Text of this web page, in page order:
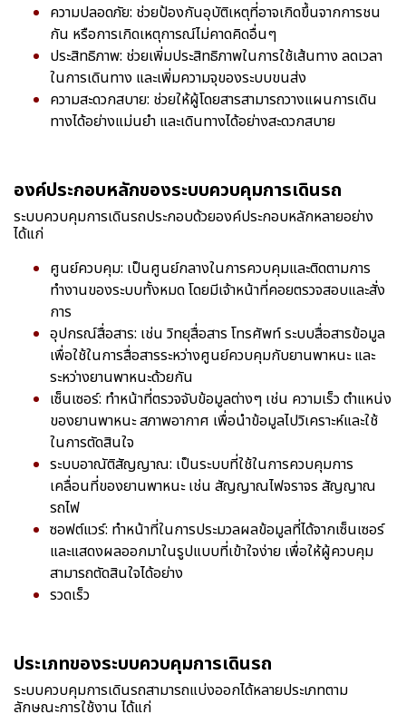
ความปลอดภัย: ช่วยป้องกันอุบัติเหตุที่อาจเกิดขึ้นจากการชน
กัน หรือการเกิดเหตุการณ์ไม่คาดคิดอื่นๆ
ประสิทธิภาพ: ช่วยเพิ่มประสิทธิภาพในการใช้เส้นทาง ลดเวลา
ในการเดินทาง และเพิ่มความจุของระบบขนส่ง
ความสะดวกสบาย: ช่วยให้ผู้โดยสารสามารถวางแผนการเดิน
ทางได้อย่างแม่นยำ และเดินทางได้อย่างสะดวกสบาย
องค์ประกอบหลักของระบบควบคุมการเดินรถ
ระบบควบคุมการเดินรถประกอบด้วยองค์ประกอบหลักหลายอย่าง
ได้แก่
ศูนย์ควบคุม: เป็นศูนย์กลางในการควบคุมและติดตามการ
ทำงานของระบบทั้งหมด โดยมีเจ้าหน้าที่คอยตรวจสอบและสั่ง
การ
อุปกรณ์สื่อสาร: เช่น วิทยุสื่อสาร โทรศัพท์ ระบบสื่อสารข้อมูล
เพื่อใช้ในการสื่อสารระหว่างศูนย์ควบคุมกับยานพาหนะ และ
ระหว่างยานพาหนะด้วยกัน
เซ็นเซอร์: ทำหน้าที่ตรวจจับข้อมูลต่างๆ เช่น ความเร็ว ตำแหน่ง
ของยานพาหนะ สภาพอากาศ เพื่อนำข้อมูลไปวิเคราะห์และใช้
ในการตัดสินใจ
ระบบอาณัติสัญญาณ: เป็นระบบที่ใช้ในการควบคุมการ
เคลื่อนที่ของยานพาหนะ เช่น สัญญาณไฟจราจร สัญญาณ
รถไฟ
ซอฟต์แวร์: ทำหน้าที่ในการประมวลผลข้อมูลที่ได้จากเซ็นเซอร์
และแสดงผลออกมาในรูปแบบที่เข้าใจง่าย เพื่อให้ผู้ควบคุม
สามารถตัดสินใจได้อย่าง
รวดเร็ว
ประเภทของระบบควบคุมการเดินรถ
ระบบควบคุมการเดินรถสามารถแบ่งออกได้หลายประเภทตาม
ลักษณะการใช้งาน ได้แก่